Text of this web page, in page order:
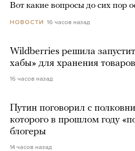
Вот какие вопросы до сих пор
НОВОСТИ 16 часов назад
Wildberries решила
хабы» для хранения товаров
16 часов назад
Путин поговорил с
которого в прошлом году
блогеры
14 часов назад